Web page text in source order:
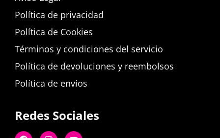
Política de privacidad
Política de Cookies
Términos y condiciones del servicio
Política de devoluciones y reembolsos
Política de envíos
Redes Sociales